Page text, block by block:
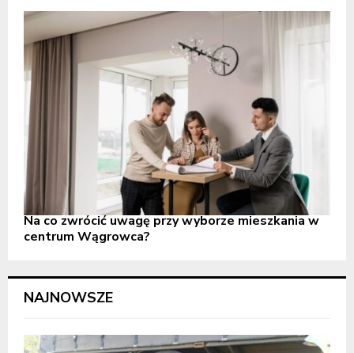
Na co zwrócić uwagę przy wyborze mieszkania w
centrum Wągrowca?
NAJNOWSZE